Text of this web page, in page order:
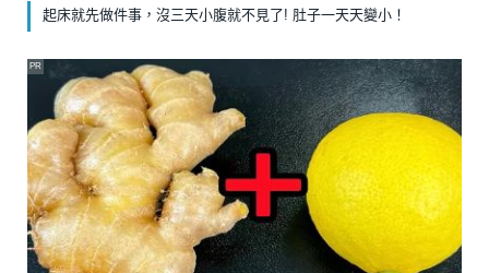
起床就先做件事，沒三天小腹就不見了! 肚子一天天變小！
PR